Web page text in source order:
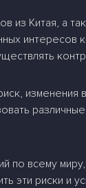
из Китая, а
интересов
изменения
по всему
эти риски и